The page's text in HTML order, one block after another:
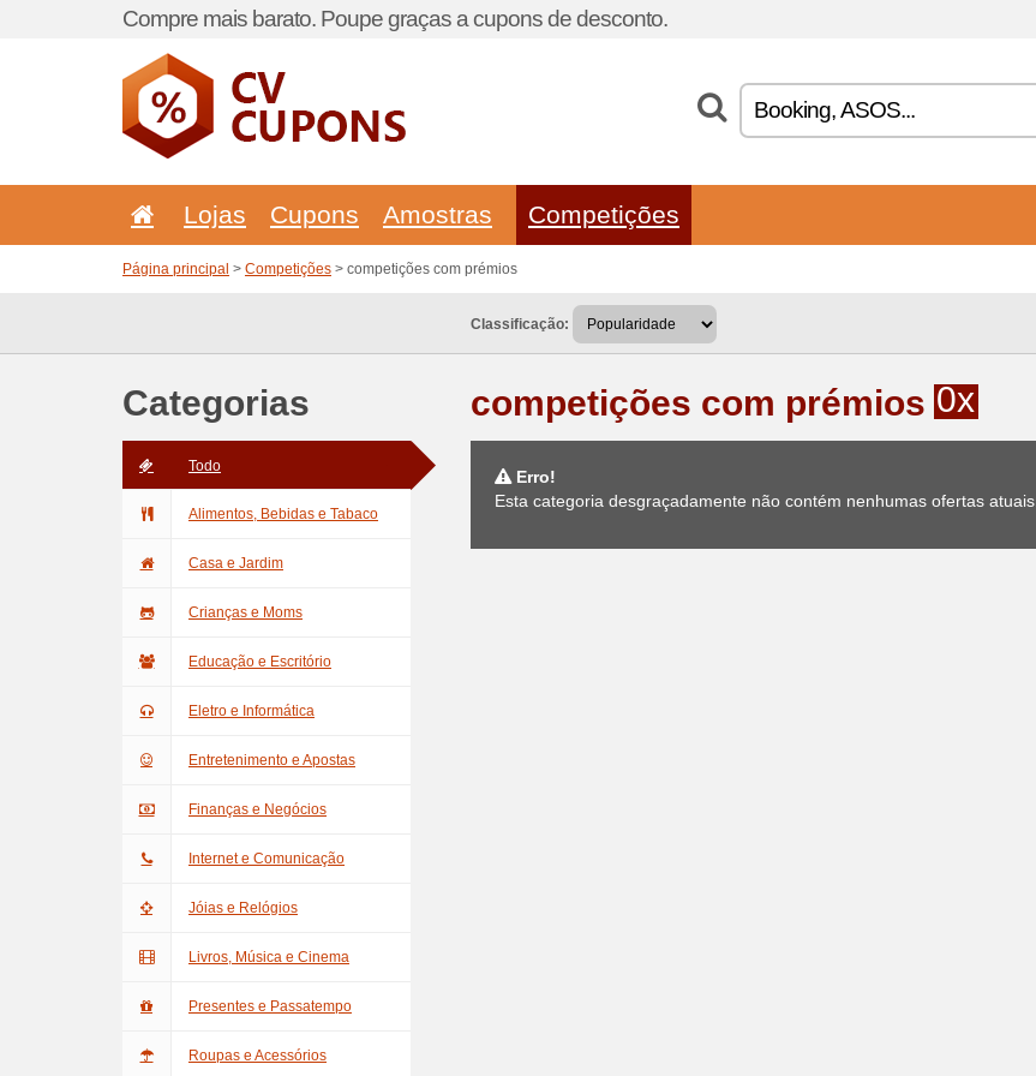
Compre mais barato. Poupe graças a cupons de desconto.
Lojas Cupons Amostras Competições
Página principal > Competições > competições com prémios
Classificação:
Categorias
Todo
Alimentos, Bebidas e Tabaco
Casa e Jardim
Crianças e Moms
Educação e Escritório
Eletro e Informática
Entretenimento e Apostas
Finanças e Negócios
Internet e Comunicação
Jóias e Relógios
Livros, Música e Cinema
Presentes e Passatempo
Roupas e Acessórios
competições com prémios 0x
Erro!
Esta categoria desgraçadamente não contém nenhumas ofertas atuais.